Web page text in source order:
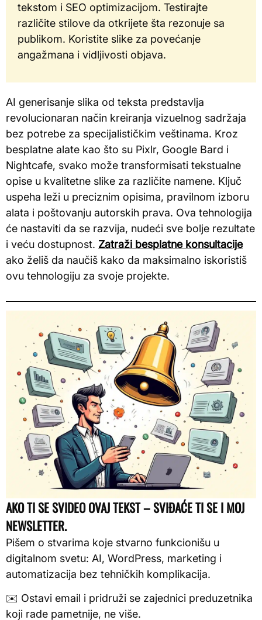
tekstom i SEO optimizacijom. Testirajte
različite stilove da otkrijete šta rezonuje sa
publikom. Koristite slike za povećanje
angažmana i vidljivosti objava.
AI generisanje slika od teksta predstavlja
revolucionaran način kreiranja vizuelnog sadržaja
bez potrebe za specijalističkim veštinama. Kroz
besplatne alate kao što su Pixlr, Google Bard i
Nightcafe, svako može transformisati tekstualne
opise u kvalitetne slike za različite namene. Ključ
uspeha leži u preciznim opisima, pravilnom izboru
alata i poštovanju autorskih prava. Ova tehnologija
će nastaviti da se razvija, nudeći sve bolje rezultate
i veću dostupnost. Zatraži besplatne konsultacije
ako želiš da naučiš kako da maksimalno iskoristiš
ovu tehnologiju za svoje projekte.
AKO TI SE SVIDEO OVAJ TEKST – SVIĐAĆE TI SE I MOJ
NEWSLETTER.
Pišem o stvarima koje stvarno funkcionišu u
digitalnom svetu: AI, WordPress, marketing i
automatizacija bez tehničkih komplikacija.
✉️ Ostavi email i pridruži se zajednici preduzetnika
koji rade pametnije, ne više.